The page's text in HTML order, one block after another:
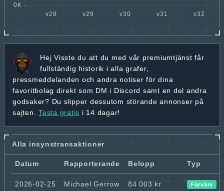
Hej Visste du att du med vår premiumtjänst får
fullständig historik i alla grafer,
pressmeddelanden och andra notiser för dina
favoritbolag direkt som DM i Discord samt en del andra
godsaker? Du slipper dessutom störande annonser på
sajten. Testa gratis i 14 dagar!
Alla insynstransaktioner
Datum Rapporterande Belopp Typ
2026-02-25 Michael Gerrow 84 003 kr Förvärv